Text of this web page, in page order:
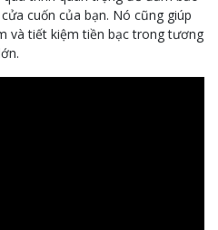
cuốn của bạn. Nó cũng giúp
và tiết kiệm tiền bạc trong tương